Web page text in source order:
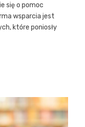
się o pomoc
wsparcia jest
które poniosły